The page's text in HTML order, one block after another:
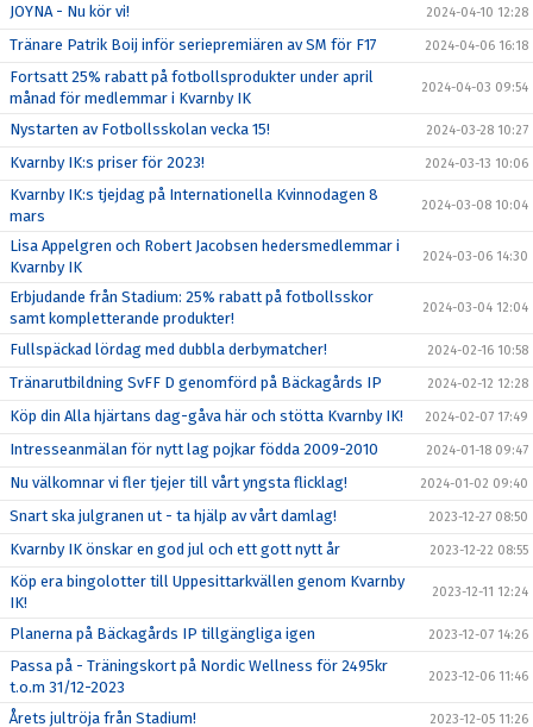
JOYNA - Nu kör vi! 2024-04-10 12:28
Tränare Patrik Boij inför seriepremiären av SM för F17 2024-04-06 16:18
Fortsatt 25% rabatt på fotbollsprodukter under april
månad för medlemmar i Kvarnby IK
2024-04-03 09:54
Nystarten av Fotbollsskolan vecka 15! 2024-03-28 10:27
Kvarnby IK:s priser för 2023! 2024-03-13 10:06
Kvarnby IK:s tjejdag på Internationella Kvinnodagen 8
mars
2024-03-08 10:04
Lisa Appelgren och Robert Jacobsen hedersmedlemmar i
Kvarnby IK
2024-03-06 14:30
Erbjudande från Stadium: 25% rabatt på fotbollsskor
samt kompletterande produkter!
2024-03-04 12:04
Fullspäckad lördag med dubbla derbymatcher! 2024-02-16 10:58
Tränarutbildning SvFF D genomförd på Bäckagårds IP 2024-02-12 12:28
Köp din Alla hjärtans dag-gåva här och stötta Kvarnby IK! 2024-02-07 17:49
Intresseanmälan för nytt lag pojkar födda 2009-2010 2024-01-18 09:47
Nu välkomnar vi fler tjejer till vårt yngsta flicklag! 2024-01-02 09:40
Snart ska julgranen ut - ta hjälp av vårt damlag! 2023-12-27 08:50
Kvarnby IK önskar en god jul och ett gott nytt år 2023-12-22 08:55
Köp era bingolotter till Uppesittarkvällen genom Kvarnby
IK!
2023-12-11 12:24
Planerna på Bäckagårds IP tillgängliga igen 2023-12-07 14:26
Passa på - Träningskort på Nordic Wellness för 2495kr
t.o.m 31/12-2023
2023-12-06 11:46
Årets jultröja från Stadium! 2023-12-05 11:26